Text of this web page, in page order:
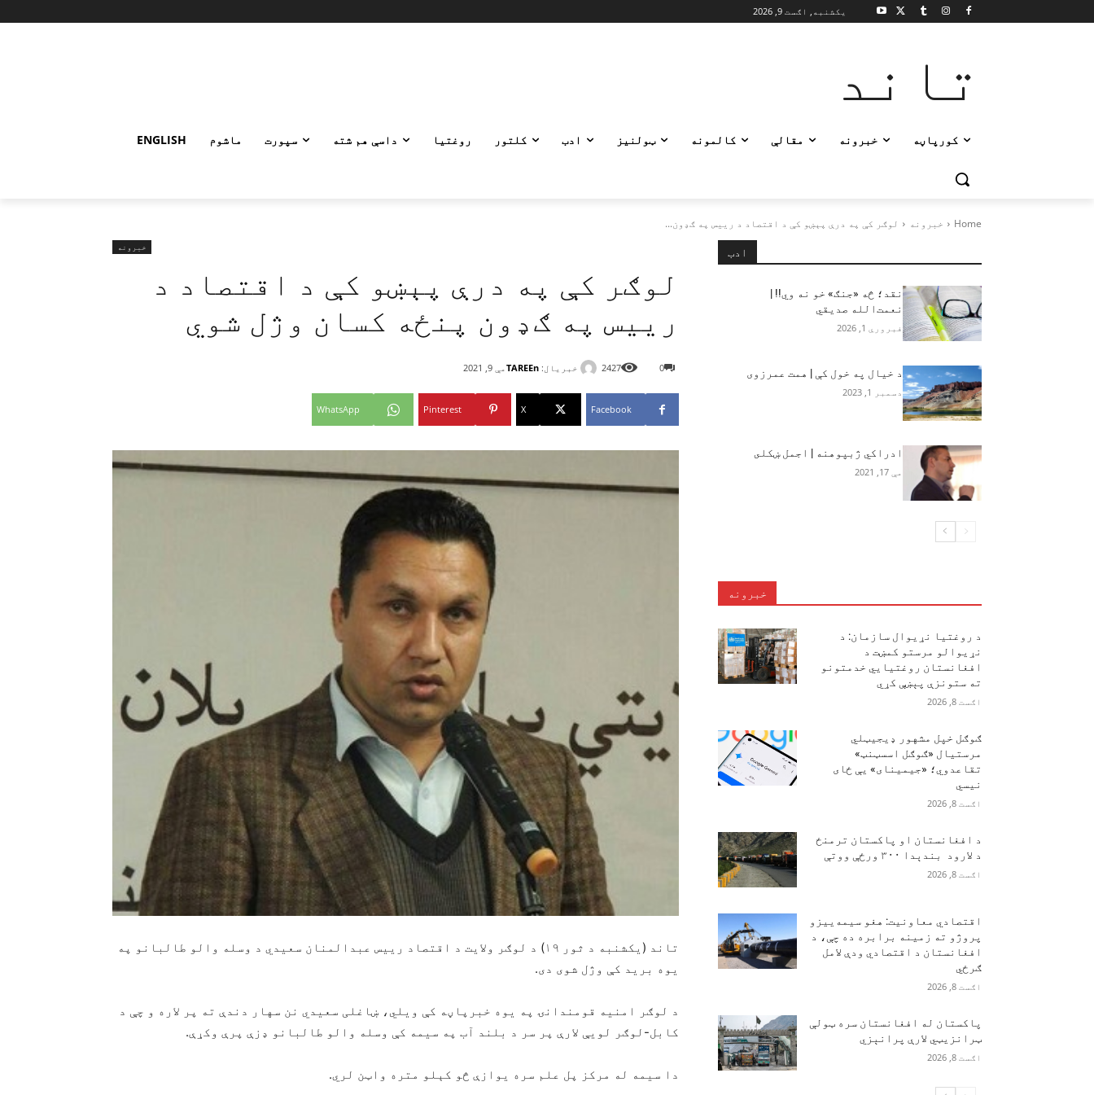
یکشنبه, اګست 9, 2026
تاند
کورپاڼه خبرونه مقالې کالمونه ټولنیز ادب کلتور روغتیا داسې هم شته سپورت ماشوم ENGLISH
Home خبرونه لوګر کې په درې پېښو کې د اقتصاد د رییس په ګډون...
خبرونه
لوګر کې په درې پېښو کې د اقتصاد د
رییس په ګډون پنځه کسان وژل شوي
خبریال: TAREEnمې 9, 2021 0
2427
Facebook
X
Pinterest
WhatsApp
تاند (یکشنبه د ثور ۱۹) د لوګر ولایت د اقتصاد رییس عبدالمنان سعیدي د وسله والو طالبانو په
یوه برید کې وژل شوی دی.
د لوګر امنیه قومندانۍ په یوه خبرپاڼه کې ویلي، ښاغلی سعیدي نن سهار دندې ته پر لاره و چې د
کابل-لوګر لویې لارې پر سر د بلند آب په سیمه کې وسله والو طالبانو ډزې پرې وکړې.
دا سیمه له مرکز پل علم سره یوازې څو کېلو متره واټن لري.
ادب
نقد؛ څه «جنګ» خو نه وي!! |
نعمت‌الله صدیقي
فبروري 1, 2026
د خیال په خول کې | همت عمرزوی
دسمبر 1, 2023
ادراکي ژبپوهنه | اجمل ښکلى
مې 17, 2021
خبرونه
د روغتیا نړیوال سازمان: د
نړیوالو مرستو کمښت د
افغانستان روغتیايي خدمتونو
ته ستونزې پېښې کړي
اګست 8, 2026
ګوګل خپل مشهور ډیجیټلي
مرستیال «ګوګل اسسټنټ»
تقاعدوي؛ «جیمینای» یې ځای
نیسي
اګست 8, 2026
د افغانستان او پاکستان ترمنځ
د لارود بندېدا ۳۰۰ ورځې ووتې
اګست 8, 2026
اقتصادي معاونیت: هغو سیمه‌ییزو
پروژو ته زمینه برابره ده چې، د
افغانستان د اقتصادي ودې لامل
ګرځي
اګست 8, 2026
پاکستان له افغانستان سره ټولې
ټرانزیټي لارې پرانېزي
اګست 8, 2026